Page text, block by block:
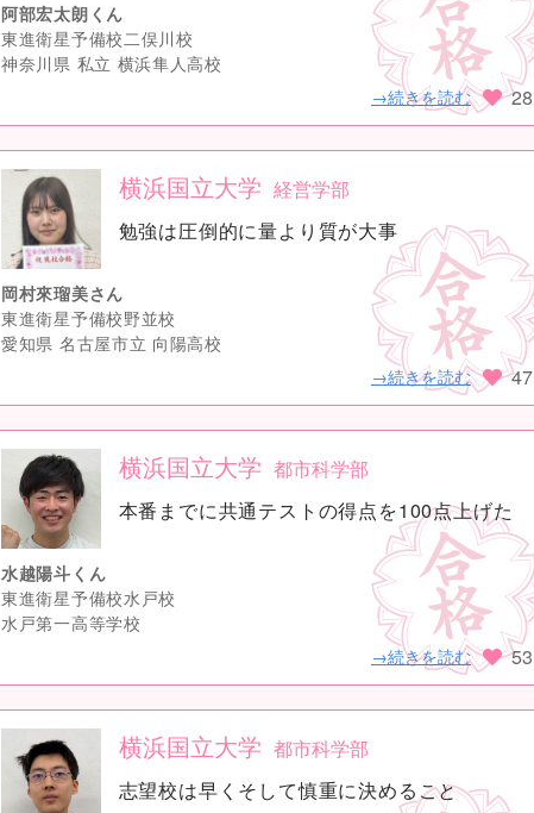
阿部宏太朗くん
東進衛星予備校二俣川校
神奈川県 私立 横浜隼人高校
→続きを読む
28
no
image
横浜国立大学 経営学部
勉強は圧倒的に量より質が大事
岡村來瑠美さん
東進衛星予備校野並校
愛知県 名古屋市立 向陽高校
→続きを読む
47
no
image
横浜国立大学 都市科学部
本番までに共通テストの得点を100点上げた
水越陽斗くん
東進衛星予備校水戸校
水戸第一高等学校
→続きを読む
53
no
image
横浜国立大学 都市科学部
志望校は早くそして慎重に決めること